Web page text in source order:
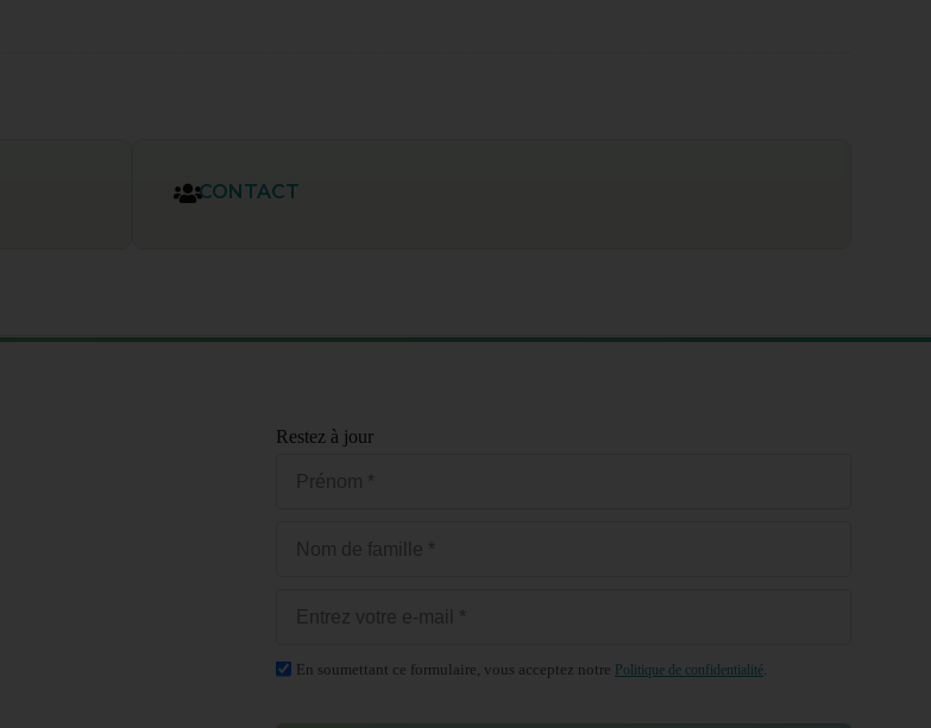
CONTACT
Restez à jour
En soumettant ce formulaire, vous acceptez notre Politique de confidentialité.